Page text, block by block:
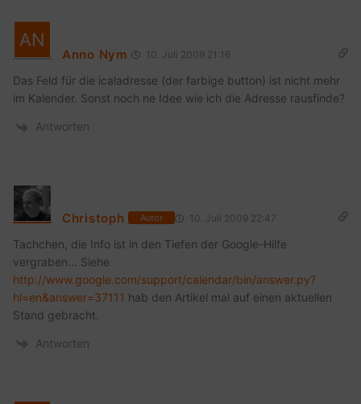
Anno Nym 10. Juli 2009 21:16
Das Feld für die icaladresse (der farbige button) ist nicht mehr
im Kalender. Sonst noch ne Idee wie ich die Adresse rausfinde?
Antworten
Christoph Autor 10. Juli 2009 22:47
Tachchen, die Info ist in den Tiefen der Google-Hilfe
vergraben… Siehe
http://www.google.com/support/calendar/bin/answer.py?
hl=en&answer=37111 hab den Artikel mal auf einen aktuellen
Stand gebracht.
Antworten